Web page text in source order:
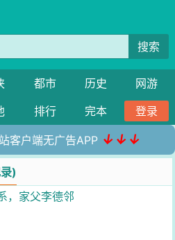
搜索
都市 历史
网游
排行 完本 登录
客户端无广告APP ↓↓↓
)
，家父李德邻